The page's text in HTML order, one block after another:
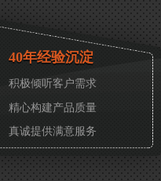
40年经验沉淀
积极倾听客户需求
精心构建产品质量
真诚提供满意服务